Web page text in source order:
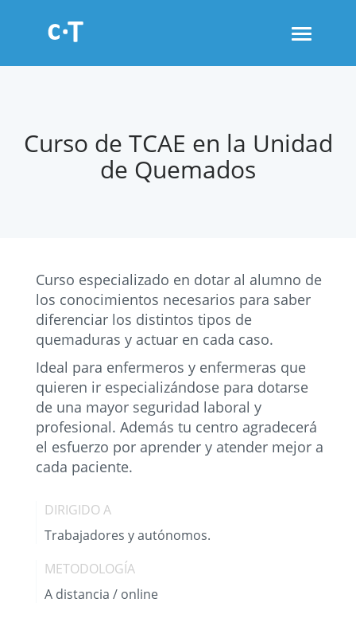
Toggle
Curso de TCAE en la Unidad
de Quemados
Curso especializado en dotar al alumno de
los conocimientos necesarios para saber
diferenciar los distintos tipos de
quemaduras y actuar en cada caso.
Ideal para enfermeros y enfermeras que
quieren ir especializándose para dotarse
de una mayor seguridad laboral y
profesional. Además tu centro agradecerá
el esfuerzo por aprender y atender mejor a
cada paciente.
DIRIGIDO A
Trabajadores y autónomos.
METODOLOGÍA
A distancia / online